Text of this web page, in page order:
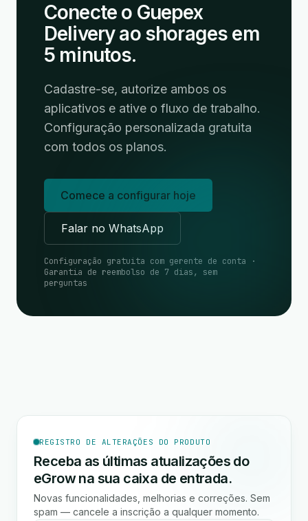
Conecte o Guepex
Delivery ao shorages em
5 minutos.
Cadastre-se, autorize ambos os
aplicativos e ative o fluxo de trabalho.
Configuração personalizada gratuita
com todos os planos.
Comece a configurar hoje
Falar no WhatsApp
Configuração gratuita com gerente de conta ·
Garantia de reembolso de 7 dias, sem
perguntas
REGISTRO DE ALTERAÇÕES DO PRODUTO
Receba as últimas atualizações do
eGrow na sua caixa de entrada.
Novas funcionalidades, melhorias e correções. Sem
spam — cancele a inscrição a qualquer momento.